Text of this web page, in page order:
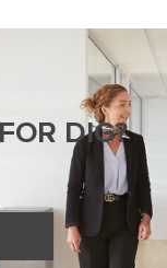
DIG?